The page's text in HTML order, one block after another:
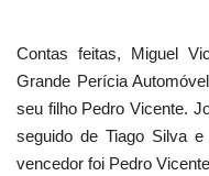
Contas feitas, Miguel
Grande Perícia
seu filho Pedro Vicente.
seguido de Tiago Silva
vencedor foi Pedro